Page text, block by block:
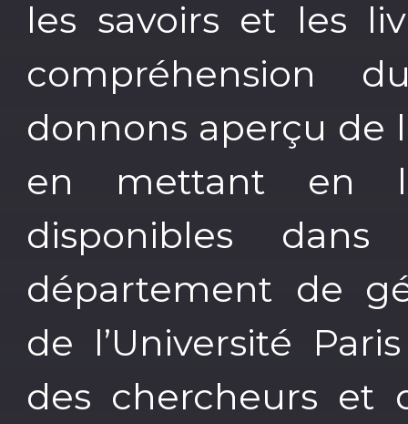
les savoirs et les
compréhension
donnons aperçu de
en mettant en
disponibles
département de
de l’Université
des chercheurs et